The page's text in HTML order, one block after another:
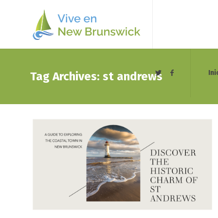
Tag Archives: st andrews